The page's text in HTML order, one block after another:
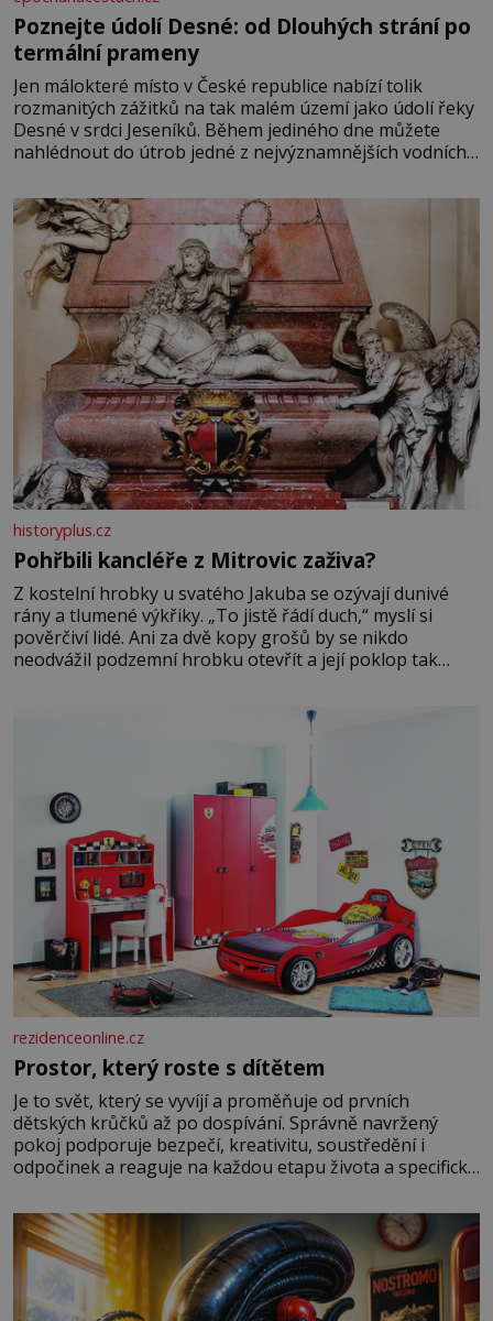
Poznejte údolí Desné: od Dlouhých strání po
termální prameny
Jen málokteré místo v České republice nabízí tolik
rozmanitých zážitků na tak malém území jako údolí řeky
Desné v srdci Jeseníků. Během jediného dne můžete
nahlédnout do útrob jedné z nejvýznamnějších vodních
se na koloběžce a den zakončit poznáváním památek ve
Velkých Losinách nebo v termálním
historyplus.cz
Pohřbili kancléře z Mitrovic zaživa?
Z kostelní hrobky u svatého Jakuba se ozývají dunivé
rány a tlumené výkřiky. „To jistě řádí duch,“ myslí si
pověrčiví lidé. Ani za dvě kopy grošů by se nikdo
neodvážil podzemní hrobku otevřít a její poklop tak
rezidenceonline.cz
Prostor, který roste s dítětem
Je to svět, který se vyvíjí a proměňuje od prvních
dětských krůčků až po dospívání. Správně navržený
pokoj podporuje bezpečí, kreativitu, soustředění i
odpočinek a reaguje na každou etapu života a specifické
měkkost a bezpečí, proto by pokoj miminka měl působit
především klidně a útulně. Předškolní věk je